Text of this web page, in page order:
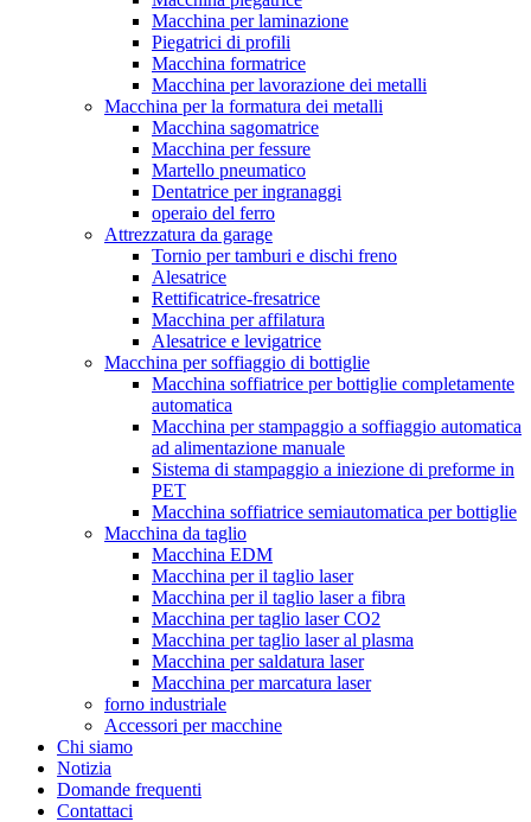
Macchina per laminazione
Piegatrici di profili
Macchina formatrice
Macchina per lavorazione dei metalli
Macchina per la formatura dei metalli
Macchina sagomatrice
Macchina per fessure
Martello pneumatico
Dentatrice per ingranaggi
operaio del ferro
Attrezzatura da garage
Tornio per tamburi e dischi freno
Alesatrice
Rettificatrice-fresatrice
Macchina per affilatura
Alesatrice e levigatrice
Macchina per soffiaggio di bottiglie
Macchina soffiatrice per bottiglie completamente
automatica
Macchina per stampaggio a soffiaggio automatica
ad alimentazione manuale
Sistema di stampaggio a iniezione di preforme in
PET
Macchina soffiatrice semiautomatica per bottiglie
Macchina da taglio
Macchina EDM
Macchina per il taglio laser
Macchina per il taglio laser a fibra
Macchina per taglio laser CO2
Macchina per taglio laser al plasma
Macchina per saldatura laser
Macchina per marcatura laser
forno industriale
Accessori per macchine
Chi siamo
Notizia
Domande frequenti
Contattaci